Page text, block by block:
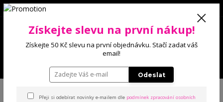
0 Kč
Získejte slevu na první nákup!
Získejte 50 Kč slevu na první objednávku. Stačí zadat váš
email!
Odeslat
Přeji si odebírat novinky e-mailem dle podmínek zpracování osobních